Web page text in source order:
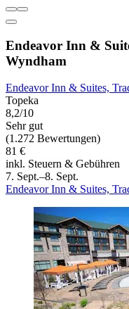
Endeavor Inn &
Wyndham
Endeavor Inn & Suites,
Topeka
8,2/10
Sehr gut
(1.272 Bewertungen)
81 €
inkl. Steuern & Gebühren
7. Sept.–8. Sept.
Endeavor Inn & Suites,